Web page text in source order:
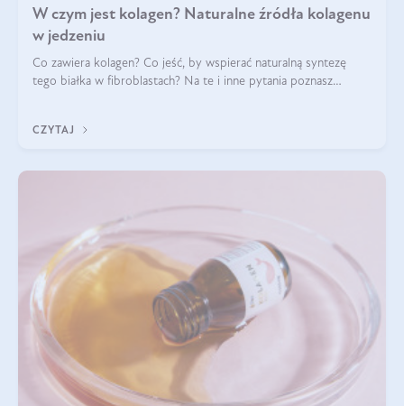
W czym jest kolagen? Naturalne źródła kolagenu
w jedzeniu
Co zawiera kolagen? Co jeść, by wspierać naturalną syntezę
tego białka w fibroblastach? Na te i inne pytania poznasz
CZYTAJ